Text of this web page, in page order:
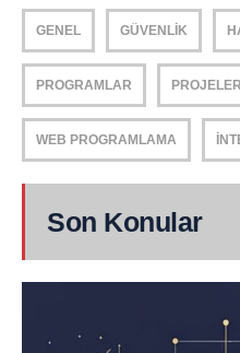
GENEL GÜVENLIK
PROGRAMLAR
WEB PROGRAMLAMA
Son Konular